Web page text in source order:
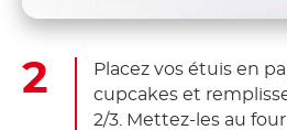
Placez vos étuis en
cupcakes et
2/3. Mettez-les au